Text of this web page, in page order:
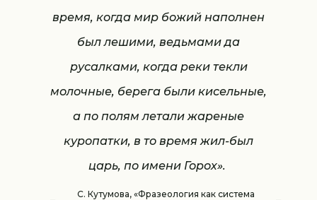
время, когда мир божий наполнен
был лешими, ведьмами да
русалками, когда реки текли
молочные, берега были кисельные,
а по полям летали жареные
куропатки, в то время жил-был
царь, по имени Горох».
С. Кутумова, «Фразеология как система